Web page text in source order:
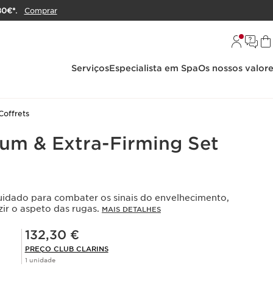
Comprar
ServiçosEspecialista em SpaOs nossos
& Extra-Firming Set
para combater os sinais do envelhecimento,
o aspeto das rugas. MAIS DETALHES
Preço Club Clarins 132,30 €
132,30 €
PREÇO CLUB CLARINS
1 unidade